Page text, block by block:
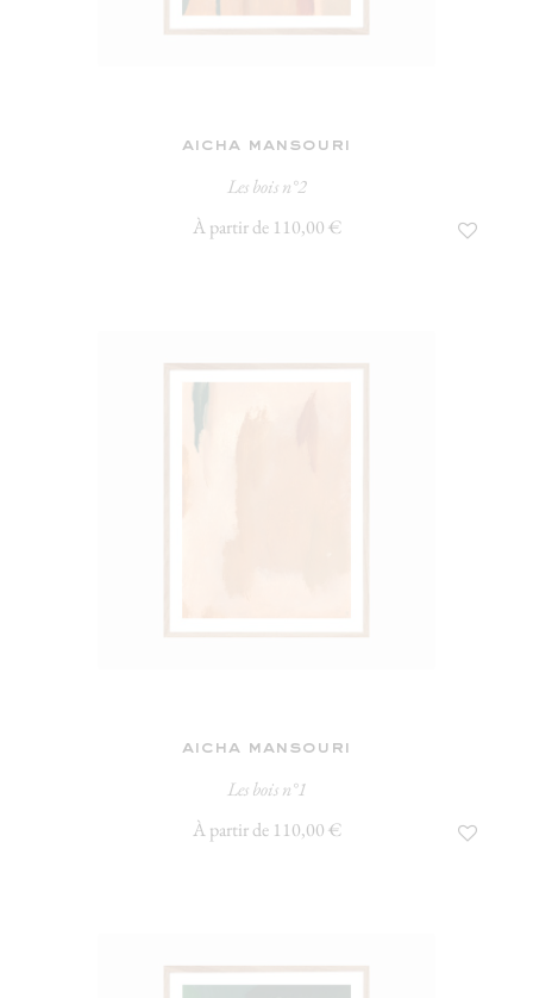
aicha mansouri
Les bois n°2
À partir de 110,00 €
aicha mansouri
Les bois n°1
À partir de 110,00 €